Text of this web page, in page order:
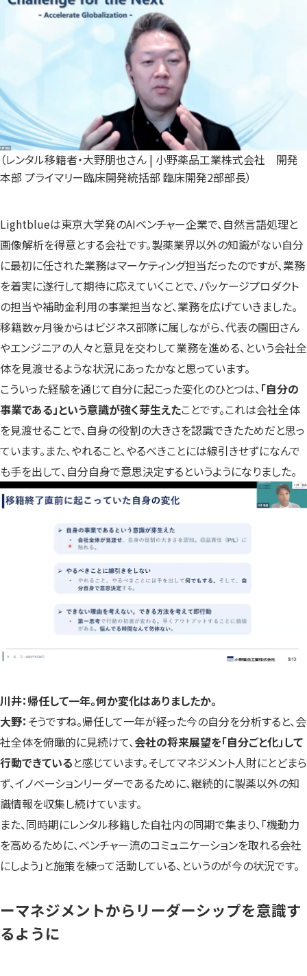
（レンタル移籍者・大野朋也さん | 小野薬品工業株式会社 開発
本部 プライマリー臨床開発統括部 臨床開発2部部長）
Lightblueは東京大学発のAIベンチャー企業で、自然言語処理と
画像解析を得意とする会社です。製薬業界以外の知識がない自分
に最初に任された業務はマーケティング担当だったのですが、業務
を着実に遂行して期待に応えていくことで、パッケージプロダクト
の担当や補助金利用の事業担当など、業務を広げていきました。
移籍数ヶ月後からはビジネス部隊に属しながら、代表の園田さん
やエンジニアの人々と意見を交わして業務を進める、という会社全
体を見渡せるような状況にあったかなと思っています。
こういった経験を通じて自分に起こった変化のひとつは、 「自分の
事業である」という意識が強く芽生えたことです。これは会社全体
を見渡せることで、自身の役割の大きさを認識できたためだと思っ
ています。また、やれること、やるべきことには線引きせずになんで
も手を出して、自分自身で意思決定するというようになりました。
川井：帰任して一年。何か変化はありましたか。
大野： そうですね。帰任して一年が経った今の自分を分析すると、会
社全体を俯瞰的に見続けて、会社の将来展望を「自分ごと化」して
行動できていると感じています。そしてマネジメント人財にとどまら
ず、イノベーションリーダーであるために、継続的に製薬以外の知
識情報を収集し続けています。
また、同時期にレンタル移籍した自社内の同期で集まり、「機動力
を高めるために、ベンチャー流のコミュニケーションを取れる会社
にしよう」と施策を練って活動している、というのが今の状況です。
ーマネジメントからリーダーシップを意識す
るように